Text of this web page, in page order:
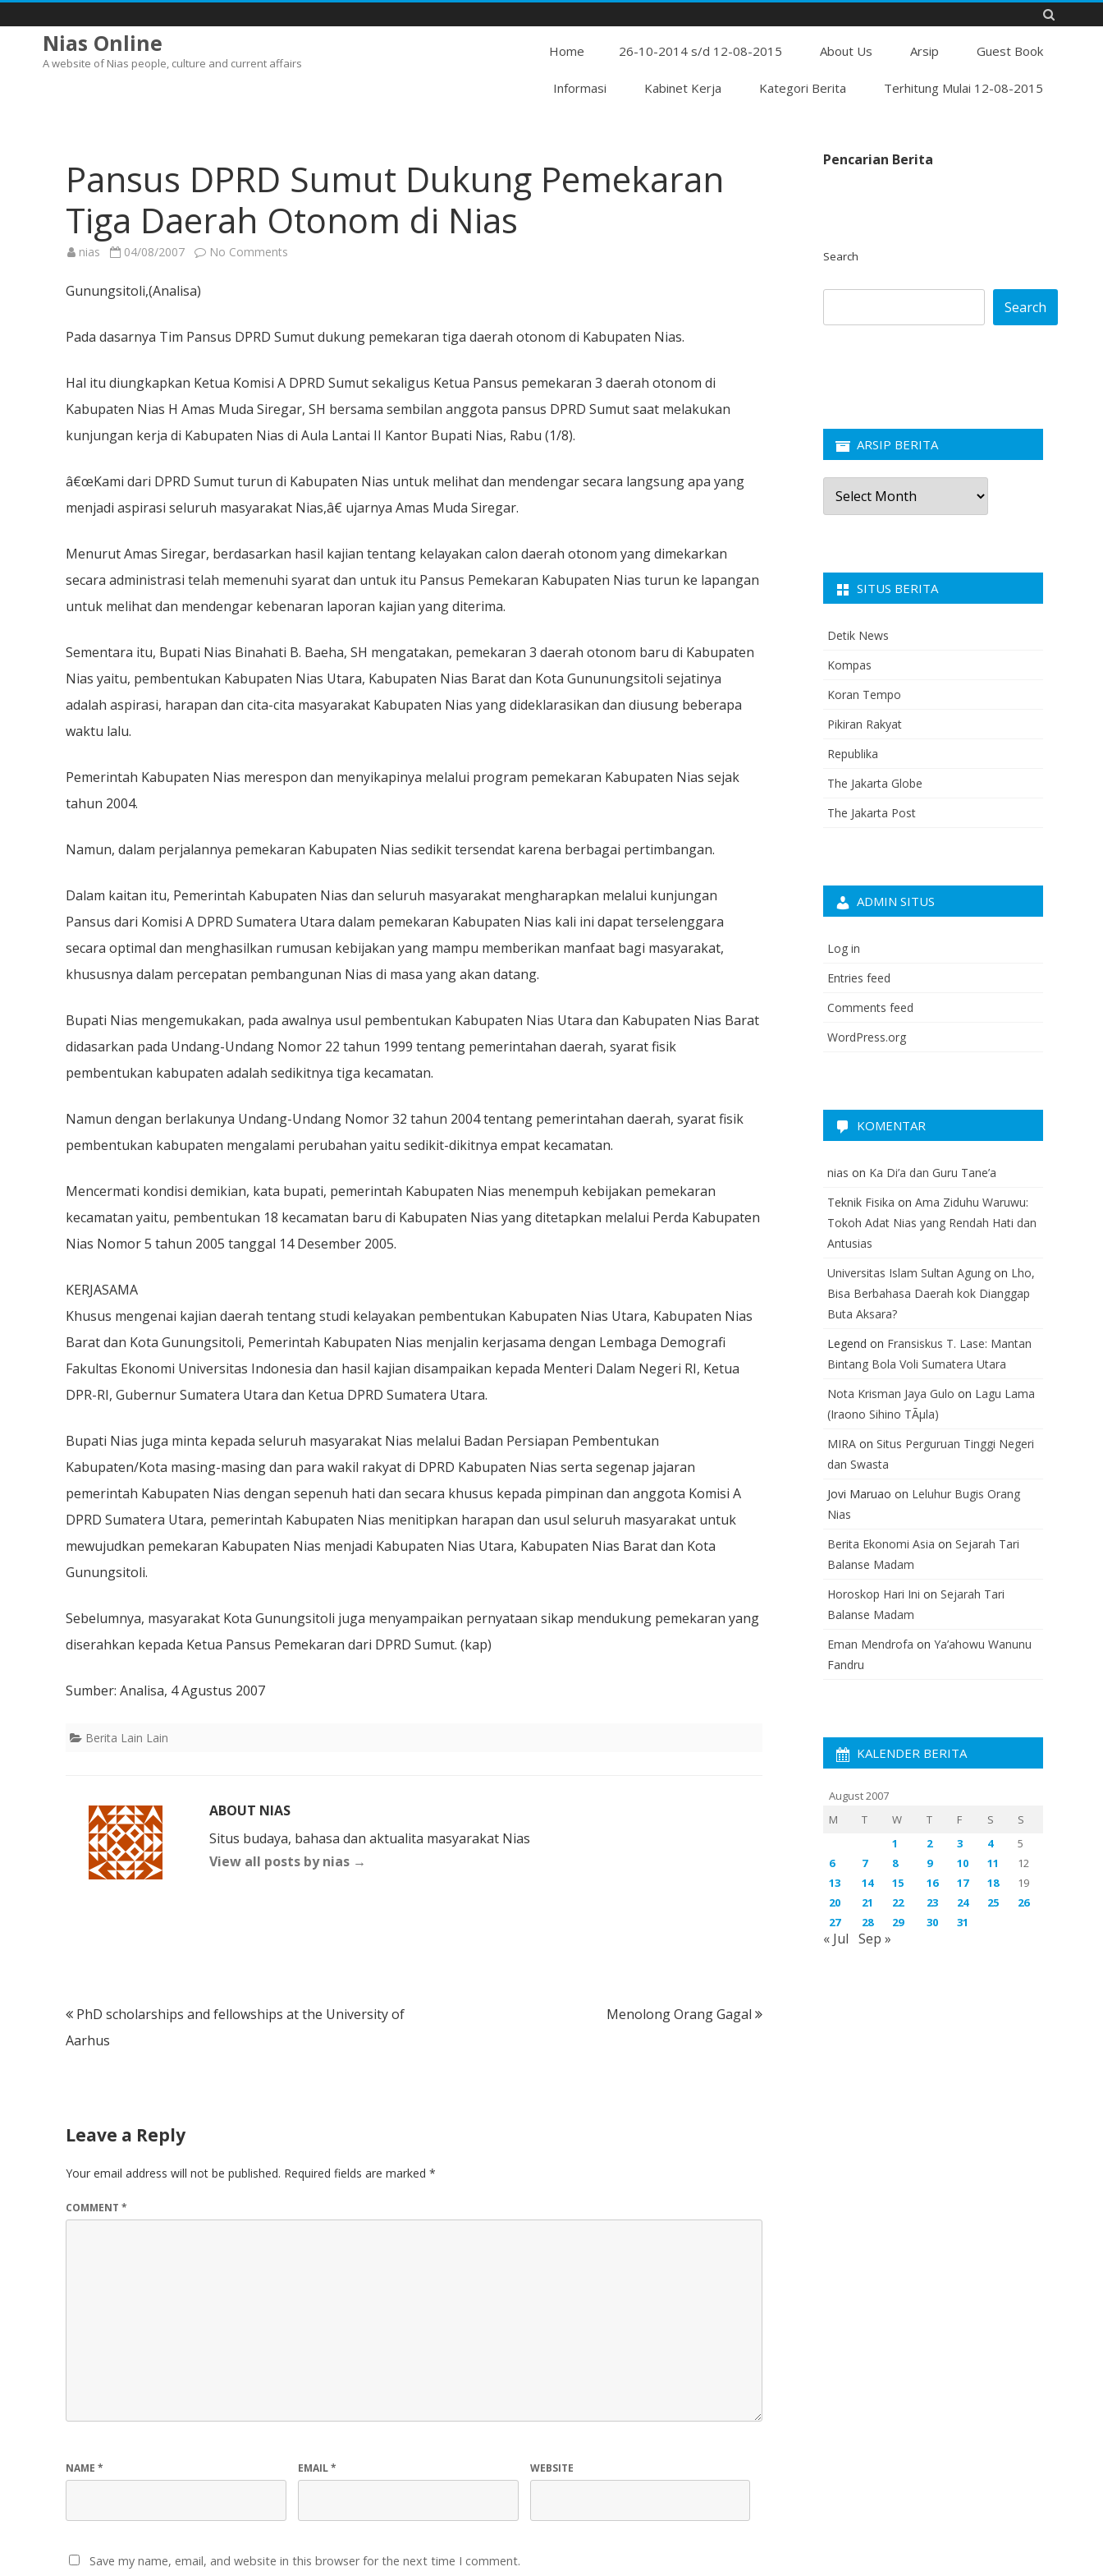
Nias Online
A website of Nias people, culture and current affairs
to
Home 26-10-2014 s/d 12-08-2015 About Us Arsip Guest Book
Informasi Kabinet Kerja Kategori Berita Terhitung Mulai 12-08-2015
Pansus DPRD Sumut Dukung Pemekaran
Tiga Daerah Otonom di Nias
nias 04/08/2007 No Comments
Daerah
Otonom
Gunungsitoli,(Analisa)
Pada dasarnya Tim Pansus DPRD Sumut dukung pemekaran tiga daerah otonom di Kabupaten Nias.
Hal itu diungkapkan Ketua Komisi A DPRD Sumut sekaligus Ketua Pansus pemekaran 3 daerah otonom di
Kabupaten Nias H Amas Muda Siregar, SH bersama sembilan anggota pansus DPRD Sumut saat melakukan
kunjungan kerja di Kabupaten Nias di Aula Lantai II Kantor Bupati Nias, Rabu (1/8).
â€œKami dari DPRD Sumut turun di Kabupaten Nias untuk melihat dan mendengar secara langsung apa yang
menjadi aspirasi seluruh masyarakat Nias,â€ ujarnya Amas Muda Siregar.
Menurut Amas Siregar, berdasarkan hasil kajian tentang kelayakan calon daerah otonom yang dimekarkan
secara administrasi telah memenuhi syarat dan untuk itu Pansus Pemekaran Kabupaten Nias turun ke lapangan
untuk melihat dan mendengar kebenaran laporan kajian yang diterima.
Sementara itu, Bupati Nias Binahati B. Baeha, SH mengatakan, pemekaran 3 daerah otonom baru di Kabupaten
Nias yaitu, pembentukan Kabupaten Nias Utara, Kabupaten Nias Barat dan Kota Gununungsitoli sejatinya
adalah aspirasi, harapan dan cita-cita masyarakat Kabupaten Nias yang dideklarasikan dan diusung beberapa
waktu lalu.
Pemerintah Kabupaten Nias merespon dan menyikapinya melalui program pemekaran Kabupaten Nias sejak
tahun 2004.
Namun, dalam perjalannya pemekaran Kabupaten Nias sedikit tersendat karena berbagai pertimbangan.
Dalam kaitan itu, Pemerintah Kabupaten Nias dan seluruh masyarakat mengharapkan melalui kunjungan
Pansus dari Komisi A DPRD Sumatera Utara dalam pemekaran Kabupaten Nias kali ini dapat terselenggara
secara optimal dan menghasilkan rumusan kebijakan yang mampu memberikan manfaat bagi masyarakat,
khususnya dalam percepatan pembangunan Nias di masa yang akan datang.
Bupati Nias mengemukakan, pada awalnya usul pembentukan Kabupaten Nias Utara dan Kabupaten Nias Barat
didasarkan pada Undang-Undang Nomor 22 tahun 1999 tentang pemerintahan daerah, syarat fisik
pembentukan kabupaten adalah sedikitnya tiga kecamatan.
Namun dengan berlakunya Undang-Undang Nomor 32 tahun 2004 tentang pemerintahan daerah, syarat fisik
pembentukan kabupaten mengalami perubahan yaitu sedikit-dikitnya empat kecamatan.
Mencermati kondisi demikian, kata bupati, pemerintah Kabupaten Nias menempuh kebijakan pemekaran
kecamatan yaitu, pembentukan 18 kecamatan baru di Kabupaten Nias yang ditetapkan melalui Perda Kabupaten
Nias Nomor 5 tahun 2005 tanggal 14 Desember 2005.
KERJASAMA
Khusus mengenai kajian daerah tentang studi kelayakan pembentukan Kabupaten Nias Utara, Kabupaten Nias
Barat dan Kota Gunungsitoli, Pemerintah Kabupaten Nias menjalin kerjasama dengan Lembaga Demografi
Fakultas Ekonomi Universitas Indonesia dan hasil kajian disampaikan kepada Menteri Dalam Negeri RI, Ketua
DPR-RI, Gubernur Sumatera Utara dan Ketua DPRD Sumatera Utara.
Bupati Nias juga minta kepada seluruh masyarakat Nias melalui Badan Persiapan Pembentukan
Kabupaten/Kota masing-masing dan para wakil rakyat di DPRD Kabupaten Nias serta segenap jajaran
pemerintah Kabupaten Nias dengan sepenuh hati dan secara khusus kepada pimpinan dan anggota Komisi A
DPRD Sumatera Utara, pemerintah Kabupaten Nias menitipkan harapan dan usul seluruh masyarakat untuk
mewujudkan pemekaran Kabupaten Nias menjadi Kabupaten Nias Utara, Kabupaten Nias Barat dan Kota
Gunungsitoli.
Sebelumnya, masyarakat Kota Gunungsitoli juga menyampaikan pernyataan sikap mendukung pemekaran yang
diserahkan kepada Ketua Pansus Pemekaran dari DPRD Sumut. (kap)
Sumber: Analisa, 4 Agustus 2007
Berita Lain Lain
ABOUT NIAS
Situs budaya, bahasa dan aktualita masyarakat Nias
View all posts by nias →
Post
navigation
PhD scholarships and fellowships at the University of
Aarhus
Menolong Orang Gagal
Leave a Reply
Your email address will not be published. Required fields are marked *
COMMENT *
NAME * EMAIL* WEBSITE
Save my name, email, and website in this browser for the next time I comment.
Pencarian Berita
Search
Search
ARSIP BERITA
Arsip
Berita
SITUS BERITA
Detik News
Kompas
Koran Tempo
Pikiran Rakyat
Republika
The Jakarta Globe
The Jakarta Post
ADMIN SITUS
Log in
Entries feed
Comments feed
WordPress.org
KOMENTAR
nias on Ka Di’a dan Guru Tane’a
Teknik Fisika on Ama Ziduhu Waruwu:
Tokoh Adat Nias yang Rendah Hati dan
Antusias
Universitas Islam Sultan Agung on Lho,
Bisa Berbahasa Daerah kok Dianggap
Buta Aksara?
Legend on Fransiskus T. Lase: Mantan
Bintang Bola Voli Sumatera Utara
Nota Krisman Jaya Gulo on Lagu Lama
(Iraono Sihino TÃµla)
MIRA on Situs Perguruan Tinggi Negeri
dan Swasta
Jovi Maruao on Leluhur Bugis Orang
Nias
Berita Ekonomi Asia on Sejarah Tari
Balanse Madam
Horoskop Hari Ini on Sejarah Tari
Balanse Madam
Eman Mendrofa on Ya’ahowu Wanunu
Fandru
KALENDER BERITA
August 2007
M
T W T F S
S
1
2 3 4
5
6
7 8 9 10 11
12
13
14 15 16 17 18
19
20
21 22 23 24 25
26
27
28 29 30 31
« Jul Sep »